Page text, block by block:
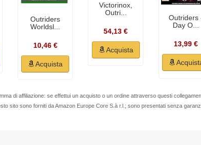
Outriders
Worldsl...
10,46 €
Acquista
Victorinox,
Outri...
54,13 €
Acquista
Outriders
Day O...
13,99 €
di affiliazione: se effettui un acquisto o un ordine attraverso questi
sito sono forniti da Amazon Europe Core S.à r.l.; sono presentati senza